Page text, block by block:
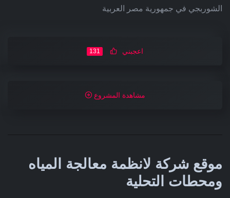
الشوربجي في جمهورية مصر العربية
اعجبني 131
مشاهدة المشروع
موقع شركة لانظمة معالجة المياه
ومحطات التحلية